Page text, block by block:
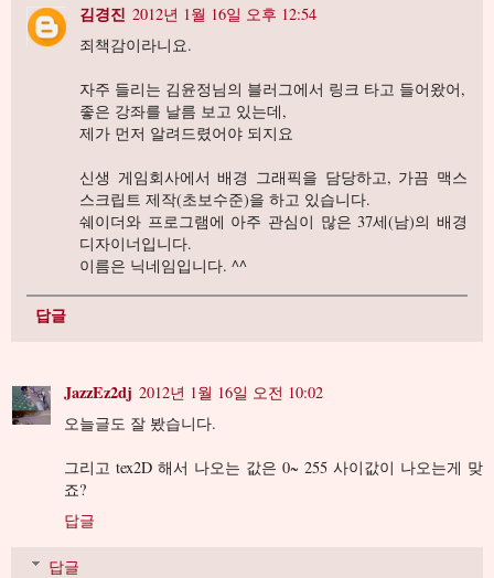
김경진 2012년 1월 16일 오후 12:54
죄책감이라니요.
자주 들리는 김윤정님의 블러그에서 링크 타고 들어왔어,
좋은 강좌를 날름 보고 있는데,
제가 먼저 알려드렸어야 되지요
신생 게임회사에서 배경 그래픽을 담당하고, 가끔 맥스
스크립트 제작(초보수준)을 하고 있습니다.
쉐이더와 프로그램에 아주 관심이 많은 37세(남)의 배경
디자이너입니다.
이름은 닉네임입니다. ^^
답글
JazzEz2dj 2012년 1월 16일 오전 10:02
오늘글도 잘 봤습니다.
그리고 tex2D 해서 나오는 값은 0~ 255 사이값이 나오는게 맞
죠?
답글
답글